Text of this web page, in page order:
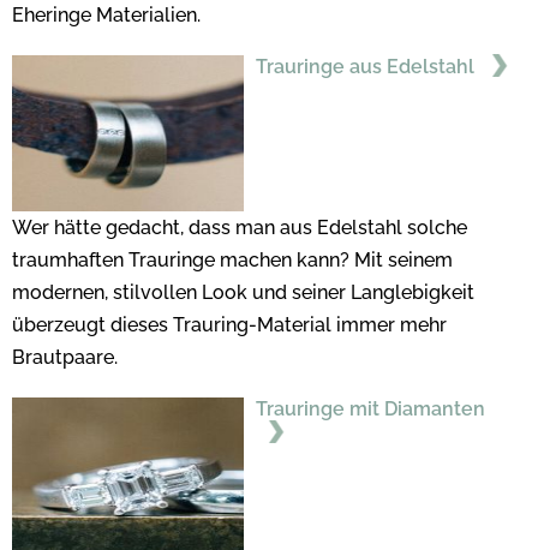
Eheringe Materialien.
Trauringe aus Edelstahl
Wer hätte gedacht, dass man aus Edelstahl solche
traumhaften Trauringe machen kann? Mit seinem
modernen, stilvollen Look und seiner Langlebigkeit
überzeugt dieses Trauring-Material immer mehr
Brautpaare.
Trauringe mit Diamanten